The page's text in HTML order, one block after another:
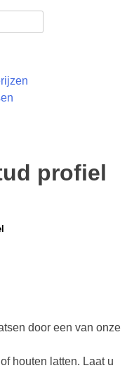
profiel
door een van onze
houten latten. Laat u